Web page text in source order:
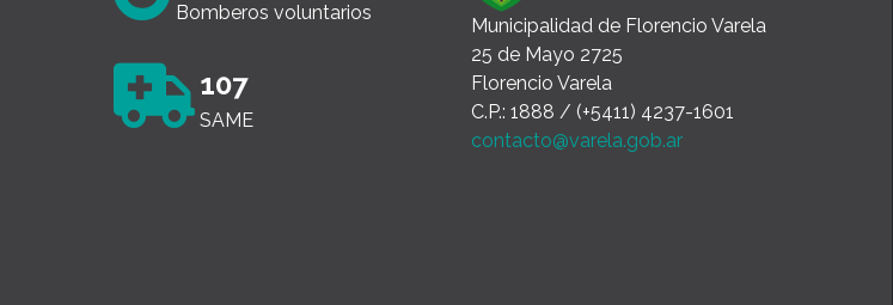
Bomberos voluntarios
107
SAME
Municipalidad de Florencio Varela
25 de Mayo 2725
Florencio Varela
C.P.: 1888 / (+5411) 4237-1601
contacto@varela.gob.ar